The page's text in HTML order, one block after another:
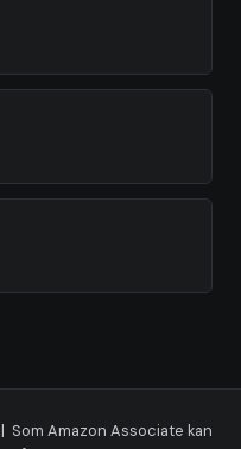
| Som Amazon Associate kan